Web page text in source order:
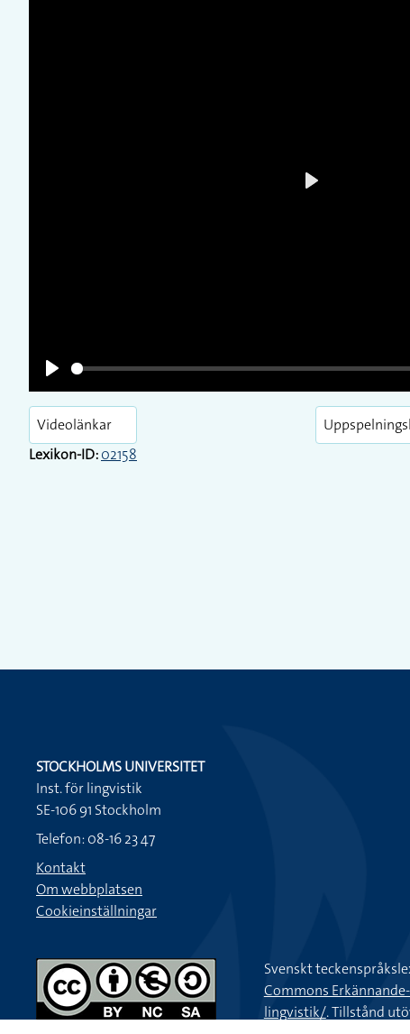
Play
Videolänkar
Lexikon-ID:02158
STOCKHOLMS UNIVERSITET
Inst. för lingvistik
SE-106 91 Stockholm
Telefon: 08-16 23 47
Kontakt
Om webbplatsen
Cookieinställningar
Svenskt
Commons
lingvistik/. Tillstånd